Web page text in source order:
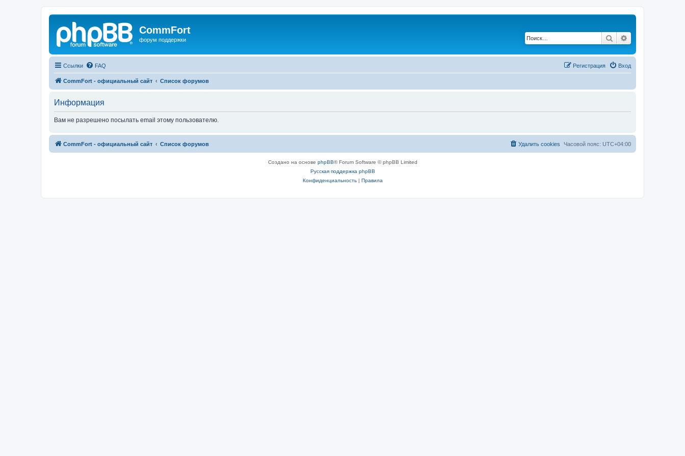
CommFort
форум поддержки Поиск
Ссылки FAQ Вход
Регистрация
CommFort - официальный сайт Список форумов
Информация
Вам не разрешено посылать email этому пользователю.
CommFort - официальный сайт Список форумов Часовой пояс: UTC+04:00
Удалить cookies
Создано на основе phpBB® Forum Software © phpBB Limited
Русская поддержка phpBB
Конфиденциальность| Правила